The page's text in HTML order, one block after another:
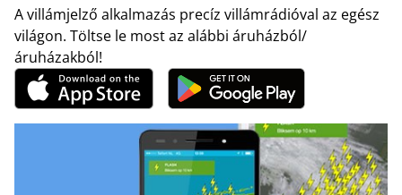
A villámjelző alkalmazás precíz villámrádióval az egész
világon. Töltse le most az alábbi áruházból/
áruházakból!